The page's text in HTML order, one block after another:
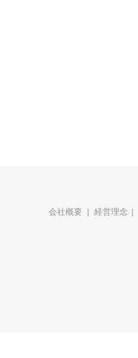
会社概要 経営理念